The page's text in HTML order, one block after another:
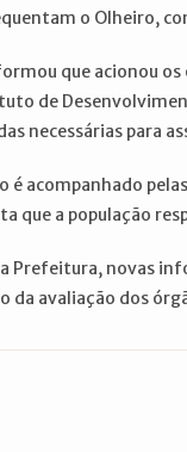
o Olheiro,
que acionou
de
necessárias para
é acompanhado
que a população
Prefeitura, novas
da avaliação dos